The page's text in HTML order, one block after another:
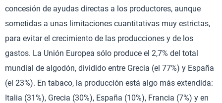
concesión de ayudas directas a los productores, aunque
sometidas a unas limitaciones cuantitativas muy estrictas,
para evitar el crecimiento de las producciones y de los
gastos. La Unión Europea sólo produce el 2,7% del total
mundial de algodón, dividido entre Grecia (el 77%) y España
(el 23%). En tabaco, la producción está algo más extendida:
Italia (31%), Grecia (30%), España (10%), Francia (7%) y en